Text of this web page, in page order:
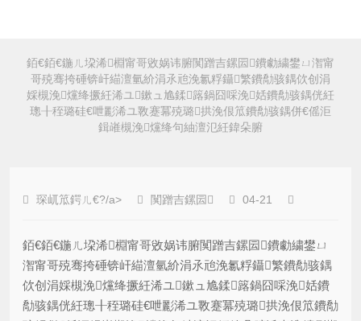
銆€銆€鍦ㄦ垜浠棩甯哥敓娲讳腑闃蹭吉鏍囩鐨勮繍鐢ㄩ潪甯
哥殑骞挎硾锛屽緢澶氫紒涓氶兘浼氱粰鑷繁鐨勪骇鍝佽创涓
婇槻浼爣绛撅紝浠ユ鏉ュ尯鍒簬鍋囧啋浼姡鐨勪骇鍝侊紝
璁╂秷璐硅€呭彲浠ユ斁蹇冪殑璐拱浼佷笟鐨勪骇鍝併€傜洰
鍓嶉槻浼爣绛句紬澶氾紝鍏朵腑
琛屼笟鍔ㄦ€?/a> 闃蹭吉鏍囩 04-21
銆€銆€鍦ㄦ垜浠棩甯哥敓娲讳腑闃蹭吉鏍囩鐨勮繍鐢ㄩ
潪甯哥殑骞挎硾锛屽緢澶氫紒涓氶兘浼氱粰鑷繁鐨勪骇鍝
佽创涓婇槻浼爣绛撅紝浠ユ鏉ュ尯鍒簬鍋囧啋浼姡鐨
勪骇鍝侊紝璁╂秷璐硅€呭彲浠ユ斁蹇冪殑璐拱浼佷笟鐨勪